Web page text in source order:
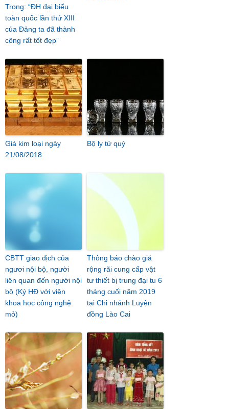
Trọng: “ĐH đại biểu
toàn quốc lần thứ XIII
của Đảng ta đã thành
công rất tốt đẹp”
Giá kim loại ngày
21/08/2018
Bộ ly tứ quý
CBTT giao dịch của
ngươi nội bộ, người
liên quan đến người nội
bộ (Ký HĐ với viện
khoa học công nghệ
mỏ)
Thông báo chào giá
rộng rãi cung cấp vật
tư thiết bị trung đại tu 6
tháng cuối năm 2019
tại Chi nhánh Luyện
đồng Lào Cai